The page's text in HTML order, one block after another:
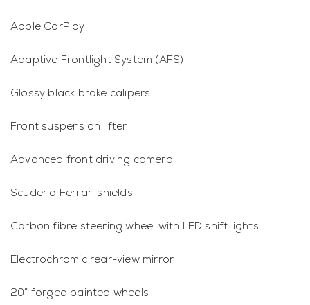
Apple CarPlay
Adaptive Frontlight System (AFS)
Glossy black brake calipers
Front suspension lifter
Advanced front driving camera
Scuderia Ferrari shields
Carbon fibre steering wheel with LED shift lights
Electrochromic rear-view mirror
20” forged painted wheels